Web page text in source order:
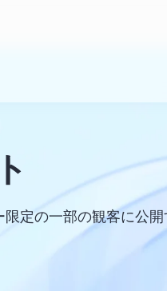
定の一部の観客に公開